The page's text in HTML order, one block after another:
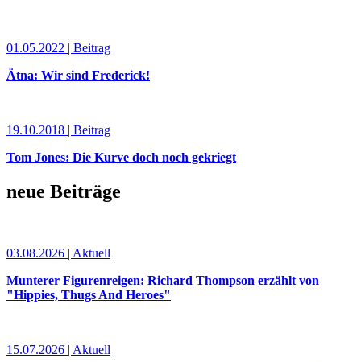
01.05.2022 | Beitrag
Ätna: Wir sind Frederick!
19.10.2018 | Beitrag
Tom Jones: Die Kurve doch noch gekriegt
neue Beiträge
03.08.2026 | Aktuell
Munterer Figurenreigen: Richard Thompson erzählt von
"Hippies, Thugs And Heroes"
15.07.2026 | Aktuell